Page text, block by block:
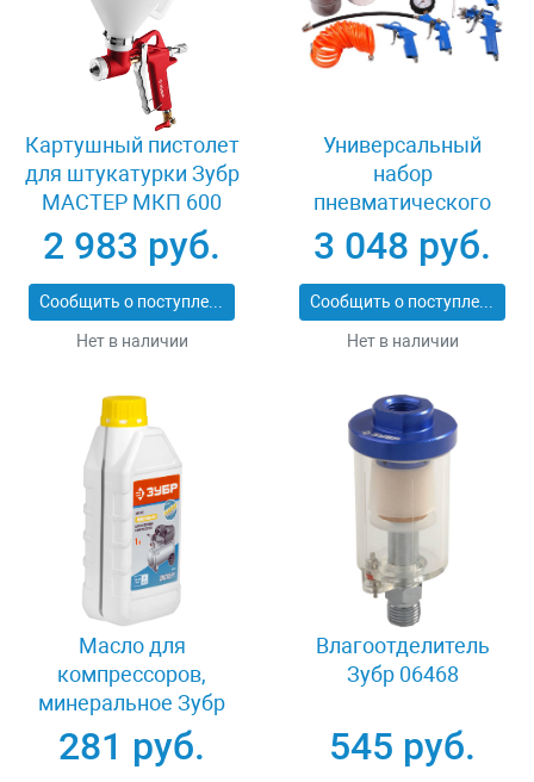
Картушный пистолет
для штукатурки Зубр
МАСТЕР МКП 600
06466
2 983 руб.
Сообщить о поступлении
Нет в наличии
Универсальный
набор
пневматического
инструмента 5
предметов Зубр
06458-H5
3 048 руб.
Сообщить о поступлении
Нет в наличии
Масло для
компрессоров,
минеральное Зубр
ПНЕВМО-СТАНДАРТ
ЗМК-ПС
281 руб.
Влагоотделитель
Зубр 06468
545 руб.